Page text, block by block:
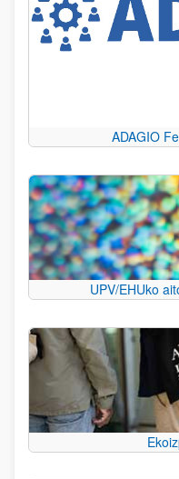
ADAGIO
UPV/EHUko